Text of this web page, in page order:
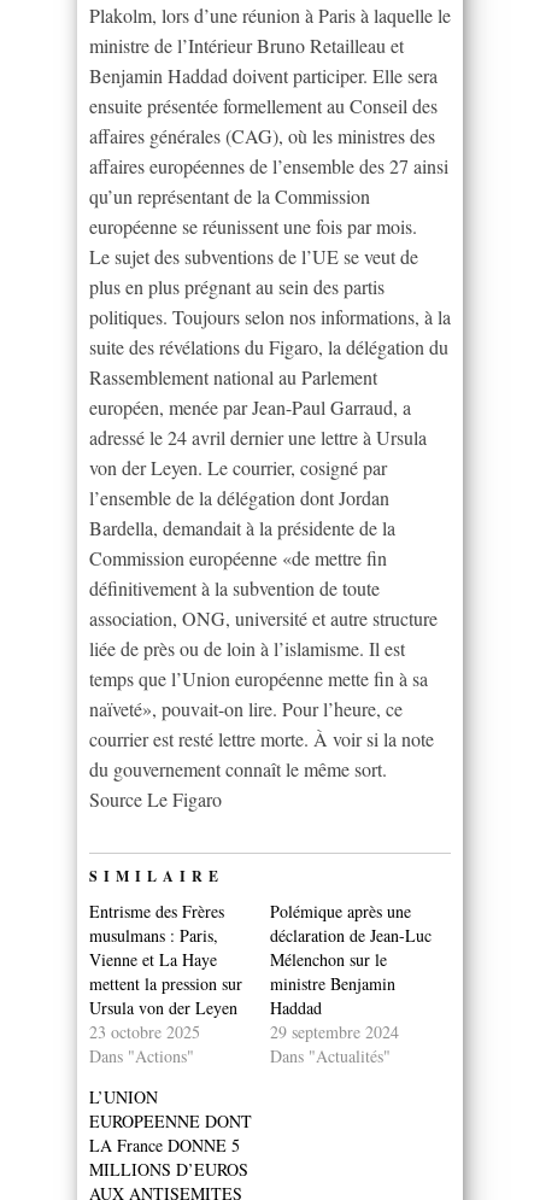
Plakolm, lors d’une réunion à Paris à laquelle le
ministre de l’Intérieur Bruno Retailleau et
Benjamin Haddad doivent participer. Elle sera
ensuite présentée formellement au Conseil des
affaires générales (CAG), où les ministres des
affaires européennes de l’ensemble des 27 ainsi
qu’un représentant de la Commission
européenne se réunissent une fois par mois.
Le sujet des subventions de l’UE se veut de
plus en plus prégnant au sein des partis
politiques. Toujours selon nos informations, à la
suite des révélations du Figaro, la délégation du
Rassemblement national au Parlement
européen, menée par Jean-Paul Garraud, a
adressé le 24 avril dernier une lettre à Ursula
von der Leyen. Le courrier, cosigné par
l’ensemble de la délégation dont Jordan
Bardella, demandait à la présidente de la
Commission européenne «de mettre fin
définitivement à la subvention de toute
association, ONG, université et autre structure
liée de près ou de loin à l’islamisme. Il est
temps que l’Union européenne mette fin à sa
naïveté», pouvait-on lire. Pour l’heure, ce
courrier est resté lettre morte. À voir si la note
du gouvernement connaît le même sort.
Source Le Figaro
SIMILAIRE
Entrisme des Frères
musulmans : Paris,
Vienne et La Haye
mettent la pression sur
Ursula von der Leyen
23 octobre 2025
Dans "Actions"
Polémique après une
déclaration de Jean-Luc
Mélenchon sur le
ministre Benjamin
Haddad
29 septembre 2024
Dans "Actualités"
L’UNION
EUROPEENNE DONT
LA France DONNE 5
MILLIONS D’EUROS
AUX ANTISEMITES